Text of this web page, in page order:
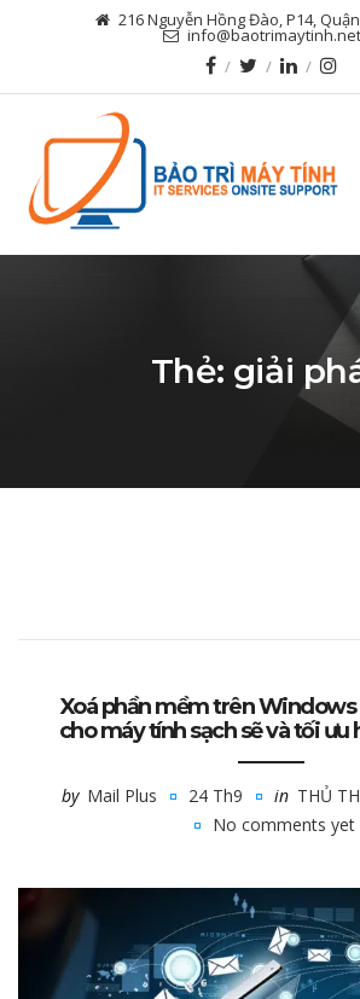
216 Nguyễn Hồng Đào, P14,
info@baotrimaytinh.net
Thẻ: giải
Xoá phần mềm trên Windows
cho máy tính sạch sẽ và tối ưu
by Mail Plus 24 Th9 in THỦ
No comments yet